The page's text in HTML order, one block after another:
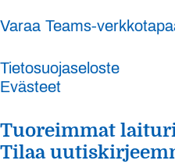
Varaa Teams-
Tietosuojaseloste
Evästeet
Tuoreimmat
Tilaa